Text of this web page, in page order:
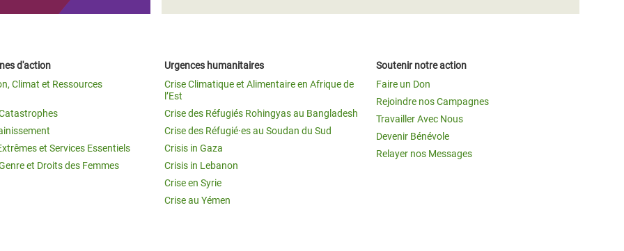
d'action
Climat et Ressources
et Services Essentiels
et Droits des Femmes
Urgences humanitaires
Crise Climatique et Alimentaire en Afrique de
l’Est
Crise des Réfugiés Rohingyas au Bangladesh
Crise des Réfugié·es au Soudan du Sud
Crisis in Gaza
Crisis in Lebanon
Crise en Syrie
Crise au Yémen
Soutenir notre action
Faire un Don
Rejoindre nos Campagnes
Travailler Avec Nous
Devenir Bénévole
Relayer nos Messages